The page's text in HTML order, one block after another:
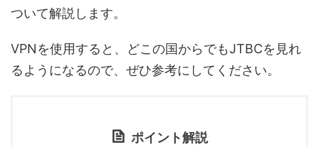
ついて解説します。
VPNを使用すると、どこの国からでもJTBCを見れ
るようになるので、ぜひ参考にしてください。
ポイント解説